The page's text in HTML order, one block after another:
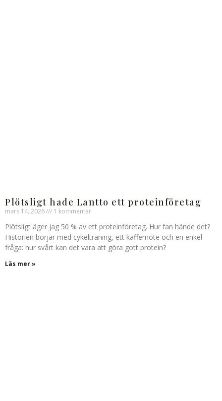
Plötsligt hade Lantto ett proteinföretag
mars 14, 2026 1 kommentar
Plötsligt äger jag 50 % av ett proteinföretag. Hur fan hände det?
Historien börjar med cykelträning, ett kaffemöte och en enkel
fråga: hur svårt kan det vara att göra gott protein?
Läs mer »